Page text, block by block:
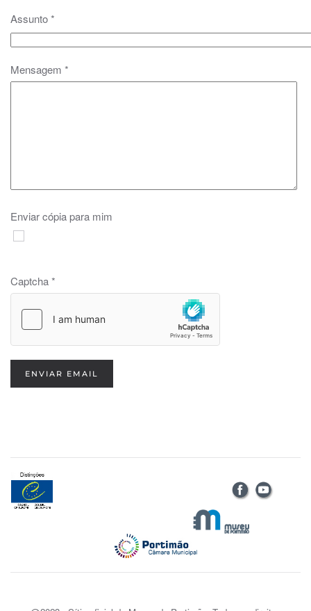
Assunto*
Mensagem *
Enviar cópia para mim
Captcha*
ENVIAR EMAIL